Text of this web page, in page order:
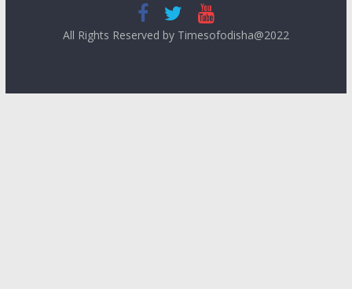
All Rights Reserved by Timesofodisha@2022